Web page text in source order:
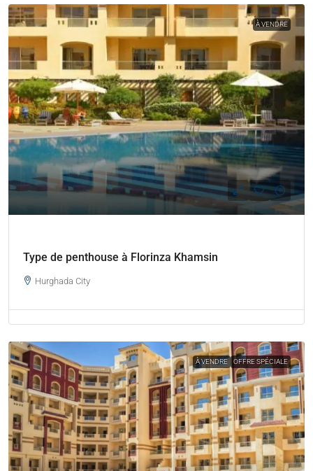
À VENDRE
Type de penthouse à Florinza Khamsin
Hurghada City
À VENDRE OFFRE SPÉCIALE